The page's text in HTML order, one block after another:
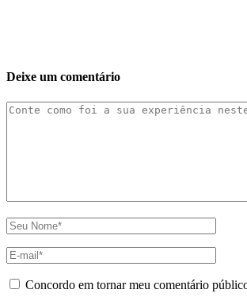
Deixe um comentário
Concordo em tornar meu comentário